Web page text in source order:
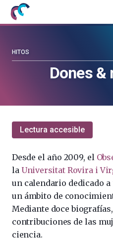
Mujeres
con
UPV/EHU
blog
UPV/EHU
Dones &
HITOS
Lectura accesible
Desde el año 2009, el
la Universitat Rovira i
un calendario dedicado
un ámbito de
Mediante doce
contribuciones de las
ciencia.